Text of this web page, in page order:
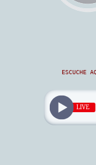
ESCUCHE
LIVE